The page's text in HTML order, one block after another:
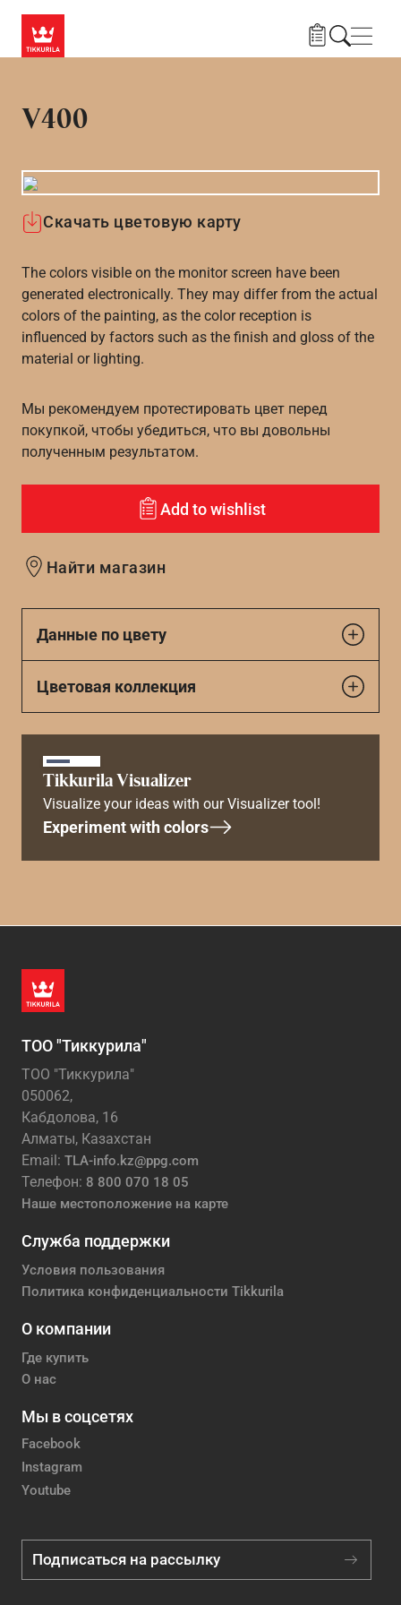
V400
Скачать цветовую карту
The colors visible on the monitor screen have been
generated electronically. They may differ from the actual
colors of the painting, as the color reception is
influenced by factors such as the finish and gloss of the
material or lighting.
Мы рекомендуем протестировать цвет перед
покупкой, чтобы убедиться, что вы довольны
полученным результатом.
Add to wishlist
Найти магазин
Данные по цвету
Цветовая коллекция
Tikkurila Visualizer
Visualize your ideas with our Visualizer tool!
Experiment with colors
ТОО "Тиккурила"
ТОО "Тиккурила"
050062,
Кабдолова, 16
Алматы, Казахстан
Email: TLA-info.kz@ppg.com
Телефон: 8 800 070 18 05
Наше местоположение на карте
Служба поддержки
Условия пользования
Политика конфиденциальности Tikkurila
О компании
Где купить
О нас
Мы в соцсетях
Facebook
Instagram
Youtube
Подписаться на рассылку